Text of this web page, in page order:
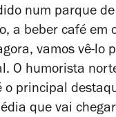
num parque de
a beber café em
vamos vê-lo
O humorista
o principal
que vai